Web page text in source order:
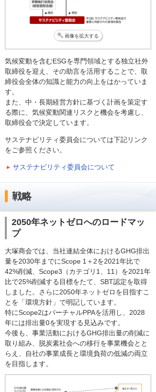
画像を拡大する
気候変動を含むESGを専門領域とする独立社外
取締役を迎え、その助言を活用することで、取
締役会全体の知識と能力の向上をはかっていま
す。
また、中・長期経営方針に基づく計画を策定す
る際に、気候変動関連リスクと機会を考慮し、
取締役会で決定しています。
サステナビリティ委員会については下記リンク
をご参照ください。
サステナビリティ委員会について
戦略
2050年ネットゼロへのロードマッ
プ
大塚商会では、当社連結全体におけるGHG排出
量を2030年までにScope 1＋2を2021年比で
42%削減、Scope3（カテゴリ1、11）を2021年
比で25%削減する目標をたて、SBT認定を取得
しました。さらに2050年ネットゼロを目指すこ
とを「環境方針」で明記しています。
特にScope2はバーチャルPPAを活用し、2028
年には排出量0を実現する見込みです。
今後も、事業活動におけるGHG排出量の削減に
取り組み、脱炭素社会への移行を事業機会とと
らえ、自社の事業成長と環境負荷の低減の両立
を目指します。